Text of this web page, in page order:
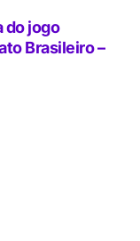
do jogo
Brasileiro –